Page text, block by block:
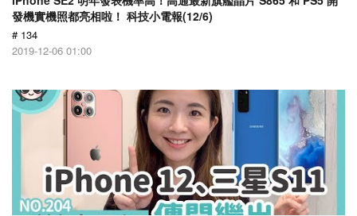
發機實機照都亮相啦！ 科技小電報(12/6)
# 134
2019-12-06 01:00